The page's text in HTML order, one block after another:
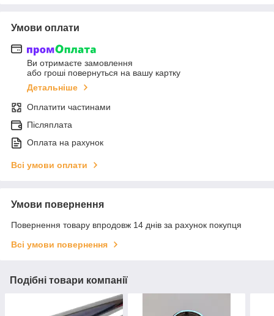
Умови оплати
Ви отримаєте замовлення
або гроші повернуться на вашу картку
Детальніше
Оплатити частинами
Післяплата
Оплата на рахунок
Всі умови оплати
Умови повернення
Повернення товару впродовж 14 днів за рахунок покупця
Всі умови повернення
Подібні товари компанії